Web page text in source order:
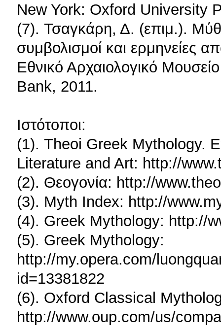
New York: Oxford University
(7). Τσαγκάρη, Δ. (επιμ.).
συμβολισμοί και ερμηνείες
Εθνικό Αρχαιολογικό
Bank, 2011.
Ιστότοποι:
(1). Theoi Greek Mythology.
Literature and Art: http://
(2). Θεογονία: http://
(3). Myth Index: http://
(4). Greek Mythology: http://
(5). Greek Mythology:
http://my.opera.com/
id=13381822
(6). Oxford Classical
http://www.oup.com/us/